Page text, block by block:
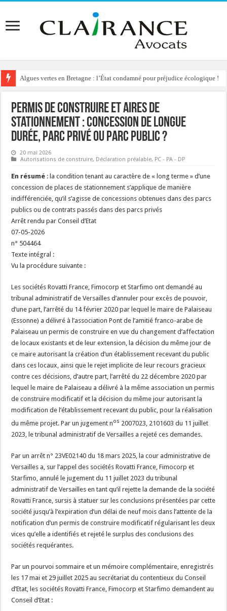
Algues vertes en Bretagne : l’État condamné pour préjudice écologique !
Permis de construire et aires de
stationnement : concession de longue
durée, parc privé ou parc public ?
20 mai 2026
Autorisations de construire, Déclaration préalable, PC - PA - DP
En résumé : la condition tenant au caractère de « long terme » d’une
concession de places de stationnement s’applique de manière
indifférenciée, qu’il s’agisse de concessions obtenues dans des parcs
publics ou de contrats passés dans des parcs privés
Arrêt rendu par Conseil d’Etat
07-05-2026
n° 504464
Texte intégral :
Vu la procédure suivante :
Les sociétés Rovatti France, Fimocorp et Starfimo ont demandé au
tribunal administratif de Versailles d’annuler pour excès de pouvoir,
d’une part, l’arrêté du 14 février 2020 par lequel le maire de Palaiseau
(Essonne) a délivré à l’association Pont de l’amitié franco-arabe de
Palaiseau un permis de construire en vue du changement d’affectation
de locaux existants et de leur extension, la décision du même jour de
ce maire autorisant la création d’un établissement recevant du public
dans ces locaux, ainsi que le rejet implicite de leur recours gracieux
contre ces décisions, d’autre part, l’arrêté du 22 décembre 2020 par
lequel le maire de Palaiseau a délivré à la même association un permis
de construire modificatif et la décision du même jour autorisant la
modification de l’établissement recevant du public, pour la réalisation
du même projet. Par un jugement nos 2007023, 2101603 du 11 juillet
2023, le tribunal administratif de Versailles a rejeté ces demandes.
Par un arrêt n° 23VE02140 du 18 mars 2025, la cour administrative de
Versailles a, sur l’appel des sociétés Rovatti France, Fimocorp et
Starfimo, annulé le jugement du 11 juillet 2023 du tribunal
administratif de Versailles en tant qu’il rejette la demande de la société
Rovatti France, sursis à statuer sur les conclusions présentées par cette
société jusqu’à l’expiration d’un délai de neuf mois dans l’attente de la
notification d’un permis de construire modificatif régularisant les deux
vices qu’elle a identifiés et rejeté le surplus des conclusions des
sociétés requérantes.
Par un pourvoi sommaire et un mémoire complémentaire, enregistrés
les 17 mai et 29 juillet 2025 au secrétariat du contentieux du Conseil
d’Etat, les sociétés Rovatti France, Fimocorp et Starfimo demandent au
Conseil d’Etat :